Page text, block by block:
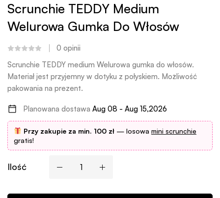
Scrunchie TEDDY Medium
Welurowa Gumka Do Włosów
0 opinii
Scrunchie TEDDY medium Welurowa gumka do włosów.
Materiał jest przyjemny w dotyku z połyskiem. Możliwość
pakowania na prezent.
Planowana dostawa Aug 08 - Aug 15,2026
Przy zakupie za min. 100 zł— losowa mini scrunchie
gratis!
Ilość